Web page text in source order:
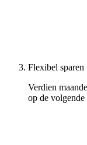
Flexibel sparen
Verdien
op de